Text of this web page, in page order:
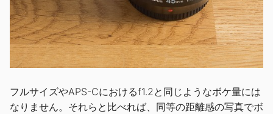
フルサイズやAPS-Cにおけるf1.2と同じようなボケ量には
なりません。それらと比べれば、同等の距離感の写真でボ